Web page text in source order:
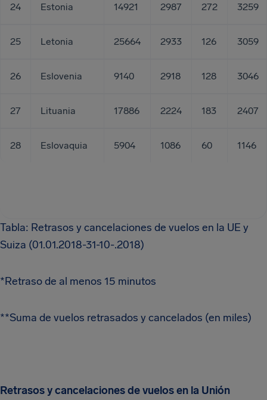
24 Estonia 14921 2987 272 3259
25 Letonia 25664 2933 126 3059
26 Eslovenia 9140 2918 128 3046
27 Lituania 17886 2224 183 2407
28 Eslovaquia 5904 1086 60 1146
Tabla: Retrasos y cancelaciones de vuelos en la UE y
Suiza (01.01.2018-31-10-.2018)
*Retraso de al menos 15 minutos
**Suma de vuelos retrasados y cancelados (en miles)
Retrasos y cancelaciones de vuelos en la Unión